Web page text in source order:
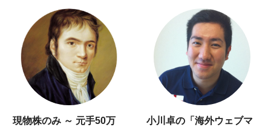
現物株のみ ～ 元手50万
小川卓の「海外ウェブマ